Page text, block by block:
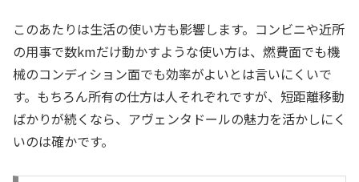
このあたりは生活の使い方も影響します。コンビニや近所
の用事で数kmだけ動かすような使い方は、燃費面でも機
械のコンディション面でも効率がよいとは言いにくいで
す。もちろん所有の仕方は人それぞれですが、短距離移動
ばかりが続くなら、アヴェンタドールの魅力を活かしにく
いのは確かです。